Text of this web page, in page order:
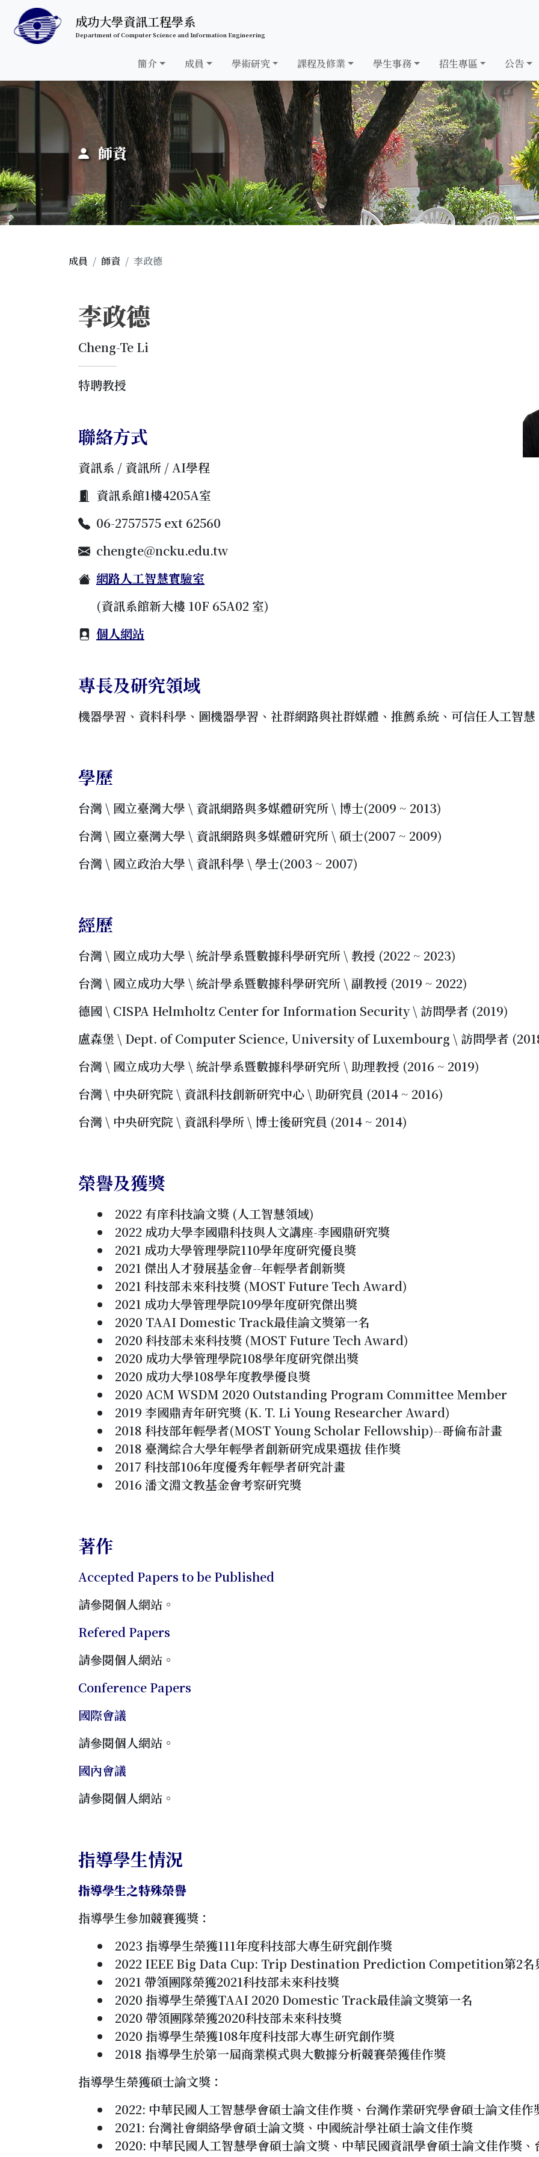
跳至中央內容區塊
成功大學資訊工程學系
Department of Computer Science and Information Engineering
簡介 成員 學術研究 課程及修業 學生事務 招生專區
公告
:::
師資
成員 師資 李政德
李政德
Cheng-Te Li
特聘教授
聯絡方式
資訊系 / 資訊所 / AI學程
資訊系館1樓4205A室
06-2757575 ext 62560
chengte@ncku.edu.tw
網路人工智慧實驗室
(資訊系館新大樓 10F 65A02 室)
個人網站
專長及研究領域
機器學習、資料科學、圖機器學習、社群網路與社群媒體、推薦系統、可信任人工智
學歷
台灣 \ 國立臺灣大學 \ 資訊網路與多媒體研究所 \ 博士(2009 ~ 2013)
台灣 \ 國立臺灣大學 \ 資訊網路與多媒體研究所 \ 碩士(2007 ~ 2009)
台灣 \ 國立政治大學 \ 資訊科學 \ 學士(2003 ~ 2007)
經歷
台灣 \ 國立成功大學 \ 統計學系暨數據科學研究所 \ 教授 (2022 ~ 2023)
台灣 \ 國立成功大學 \ 統計學系暨數據科學研究所 \ 副教授 (2019 ~ 2022)
德國 \ CISPA Helmholtz Center for Information Security \ 訪問學者 (2019)
盧森堡 \ Dept. of Computer Science, University of Luxembourg \ 訪問學者
台灣 \ 國立成功大學 \ 統計學系暨數據科學研究所 \ 助理教授 (2016 ~ 2019)
台灣 \ 中央研究院 \ 資訊科技創新研究中心 \ 助研究員 (2014 ~ 2016)
台灣 \ 中央研究院 \ 資訊科學所 \ 博士後研究員 (2014 ~ 2014)
榮譽及獲獎
2022 有庠科技論文獎 (人工智慧領域)
2022 成功大學李國鼎科技與人文講座-李國鼎研究獎
2021 成功大學管理學院110學年度研究優良獎
2021 傑出人才發展基金會--年輕學者創新獎
2021 科技部未來科技獎 (MOST Future Tech Award)
2021 成功大學管理學院109學年度研究傑出獎
2020 TAAI Domestic Track最佳論文獎第一名
2020 科技部未來科技獎 (MOST Future Tech Award)
2020 成功大學管理學院108學年度研究傑出獎
2020 成功大學108學年度教學優良獎
2020 ACM WSDM 2020 Outstanding Program Committee Member
2019 李國鼎青年研究獎 (K. T. Li Young Researcher Award)
2018 科技部年輕學者(MOST Young Scholar Fellowship)--哥倫布計畫
2018 臺灣綜合大學年輕學者創新研究成果選拔 佳作獎
2017 科技部106年度優秀年輕學者研究計畫
2016 潘文淵文教基金會考察研究獎
著作
Accepted Papers to be Published
請參閱個人網站。
Refered Papers
請參閱個人網站。
Conference Papers
國際會議
請參閱個人網站。
國內會議
請參閱個人網站。
指導學生情況
指導學生之特殊榮譽
指導學生參加競賽獲獎：
2023 指導學生榮獲111年度科技部大專生研究創作獎
2022 IEEE Big Data Cup: Trip Destination Prediction Competition第2名
2021 帶領團隊榮獲2021科技部未來科技獎
2020 指導學生榮獲TAAI 2020 Domestic Track最佳論文獎第一名
2020 帶領團隊榮獲2020科技部未來科技獎
2020 指導學生榮獲108年度科技部大專生研究創作獎
2018 指導學生於第一屆商業模式與大數據分析競賽榮獲佳作獎
指導學生榮獲碩士論文獎：
2022: 中華民國人工智慧學會碩士論文佳作獎、台灣作業研究學會碩士論文佳作
2021: 台灣社會網絡學會碩士論文獎、中國統計學社碩士論文佳作獎
2020: 中華民國人工智慧學會碩士論文獎、中華民國資訊學會碩士論文佳作獎